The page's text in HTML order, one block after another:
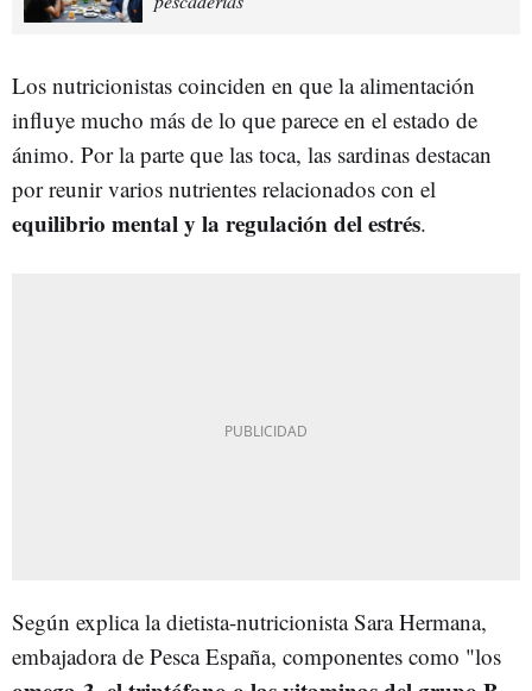
Los nutricionistas coinciden en que la alimentación
influye mucho más de lo que parece en el estado de
ánimo. Por la parte que las toca, las sardinas destacan
por reunir varios nutrientes relacionados con el
equilibrio mental y la regulación del estrés.
Según explica la dietista-nutricionista Sara Hermana,
embajadora de Pesca España, componentes como "los